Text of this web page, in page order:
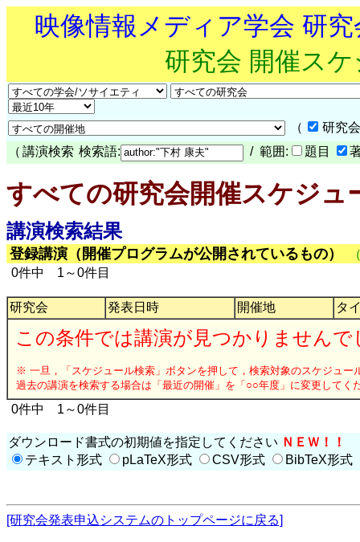
映像情報メディア学会 研
研究会 開催ス
（
研究
（ 講演検索 検索語: / 範囲: 題目
すべての研究会開催スケジュ
講演検索結果
登録講演（開催プログラムが公開されているもの）
0件中 1～0件目
研究会 発表日時 開催地 タ
この条件では講演が見つかりませんで
※ 一旦，「スケジュール検索」ボタンを押して，検索対象のスケジュー
過去の講演を検索する場合は「最近の開催」を「○○年度」に変更してく
0件中 1～0件目
ダウンロード書式の初期値を指定してください ＮＥＷ！！
テキスト形式
pLaTeX形式 CSV形式 BibTeX形式
[研究会発表申込システムのトップページに戻る]